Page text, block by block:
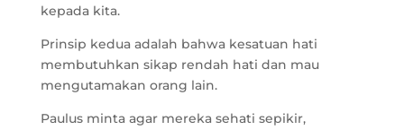
kepada kita.
Prinsip kedua adalah bahwa kesatuan hati
membutuhkan sikap rendah hati dan mau
mengutamakan orang lain.
Paulus minta agar mereka sehati sepikir,